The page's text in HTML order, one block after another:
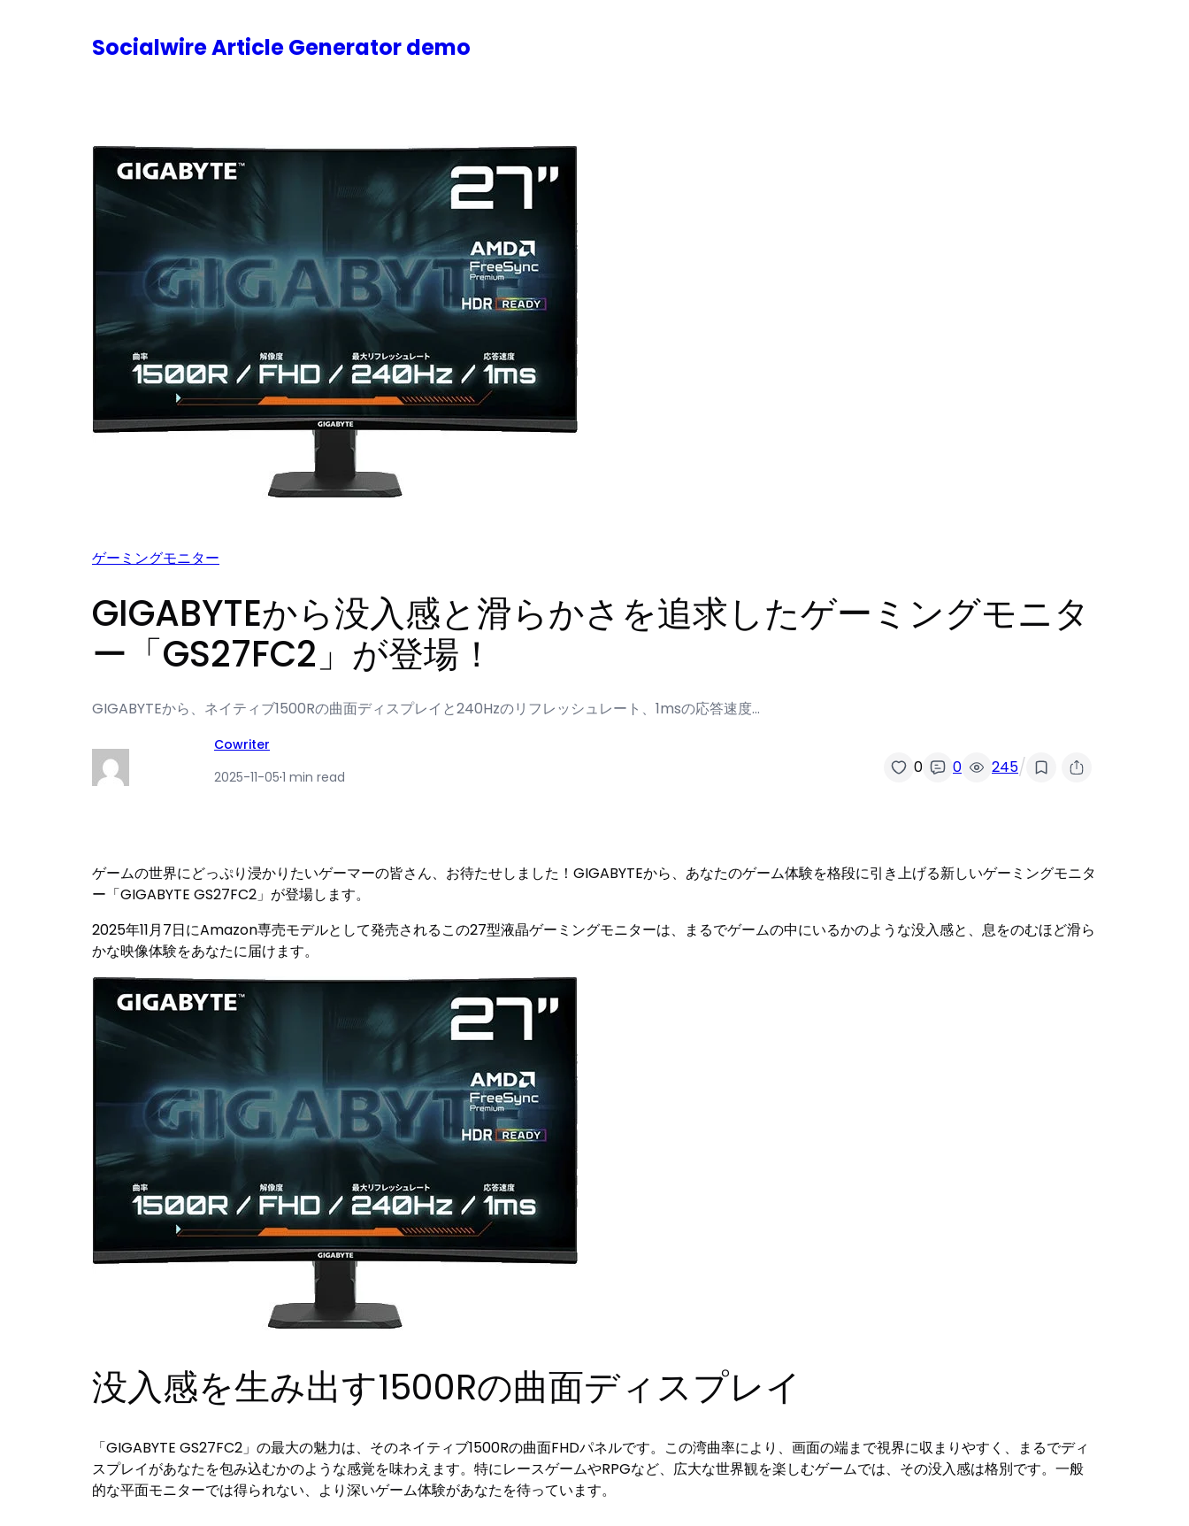
Socialwire Article Generator demo
ゲーミングモニター
GIGABYTEから没入感と滑らかさを追求したゲーミングモニタ
ー「GS27FC2」が登場！
GIGABYTEから、ネイティブ1500Rの曲面ディスプレイと240Hzのリフレッシュレート、1msの応答速度…
Cowriter
2025-11-05·1 min read 0 0 245/
ゲームの世界にどっぷり浸かりたいゲーマーの皆さん、お待たせしました！GIGABYTEから、あなたのゲーム体験を格段に引き上げる新しいゲーミングモニタ
ー「GIGABYTE GS27FC2」が登場します。
2025年11月7日にAmazon専売モデルとして発売されるこの27型液晶ゲーミングモニターは、まるでゲームの中にいるかのような没入感と、息をのむほど滑ら
かな映像体験をあなたに届けます。
没入感を生み出す1500Rの曲面ディスプレイ
「GIGABYTE GS27FC2」の最大の魅力は、そのネイティブ1500Rの曲面FHDパネルです。この湾曲率により、画面の端まで視界に収まりやすく、まるでディ
スプレイがあなたを包み込むかのような感覚を味わえます。特にレースゲームやRPGなど、広大な世界観を楽しむゲームでは、その没入感は格別です。一般
的な平面モニターでは得られない、より深いゲーム体験があなたを待っています。